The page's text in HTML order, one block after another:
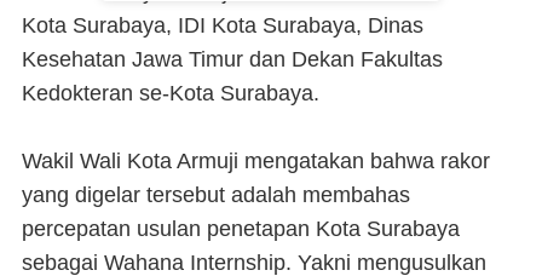
Kota Surabaya, IDI Kota Surabaya, Dinas
Kesehatan Jawa Timur dan Dekan Fakultas
Kedokteran se-Kota Surabaya.
Wakil Wali Kota Armuji mengatakan bahwa rakor
yang digelar tersebut adalah membahas
percepatan usulan penetapan Kota Surabaya
sebagai Wahana Internship. Yakni mengusulkan